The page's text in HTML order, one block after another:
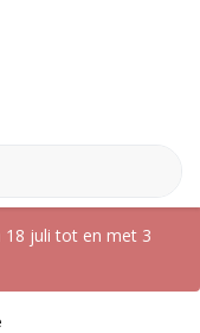
18 juli tot en met 3